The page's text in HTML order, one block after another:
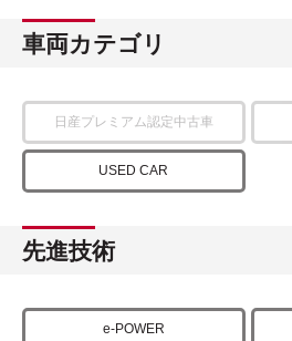
車両カテゴリ
日産プレミアム認定中古車
USED CAR
先進技術
e-POWER